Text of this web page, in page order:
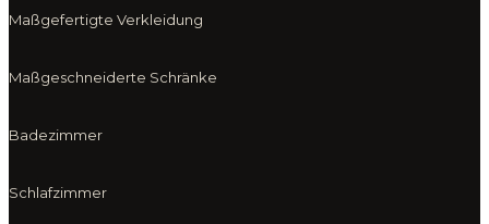
Maßgefertigte Verkleidung
Maßgeschneiderte Schränke
Badezimmer
Schlafzimmer